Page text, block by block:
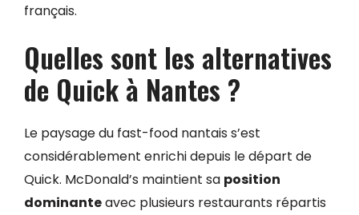
français.
Quelles sont les alternatives
de Quick à Nantes ?
Le paysage du fast-food nantais s’est
considérablement enrichi depuis le départ de
Quick. McDonald’s maintient sa position
dominanteavec plusieurs restaurants répartis